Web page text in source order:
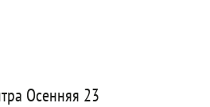
Осенняя 23